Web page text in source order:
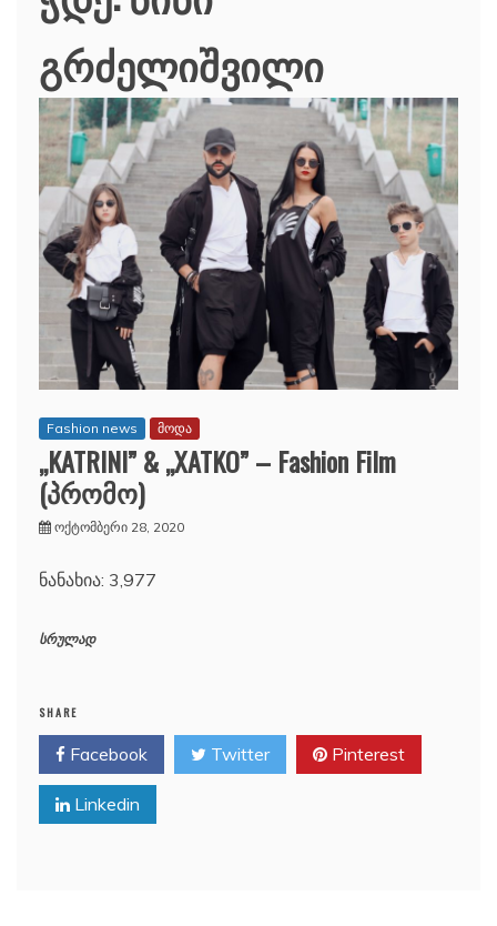
გრძელიშვილი
Fashion news მოდა
,,KATRINI” & ,,XATKO” – Fashion Film
(პრომო)
ოქტომბერი 28, 2020
ნანახია: 3,977
სრულად
SHARE
Facebook Twitter Pinterest
Linkedin